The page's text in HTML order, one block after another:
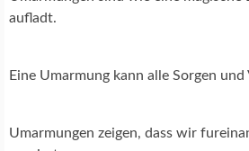
aufladt.
Eine Umarmung kann alle Sorgen
Umarmungen zeigen, dass wir